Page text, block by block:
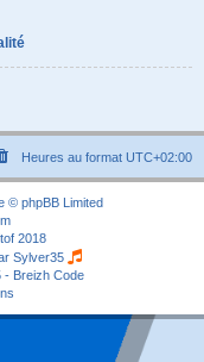
Heures au format UTC+02:00
© phpBB Limited
2018
Sylver35
- Breizh Code